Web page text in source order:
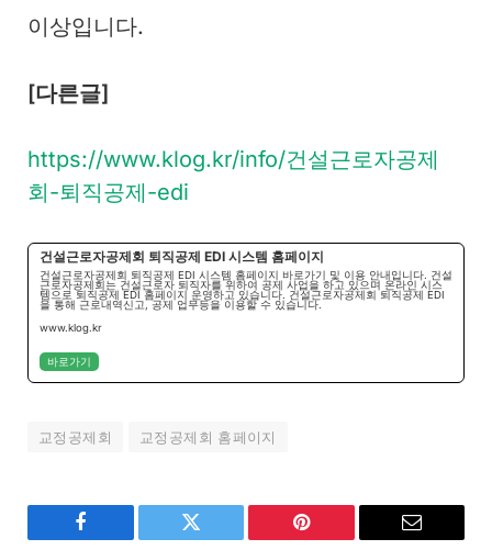
이상입니다.
[다른글]
https://www.klog.kr/info/건설근로자공제
회-퇴직공제-edi
건설근로자공제회 퇴직공제 EDI 시스템 홈페이지
건설근로자공제회 퇴직공제 EDI 시스템 홈페이지 바로가기 및 이용 안내입니다. 건설
근로자공제회는 건설근로자 퇴직자를 위하여 공제 사업을 하고 있으며 온라인 시스
템으로 퇴직공제 EDI 홈페이지 운영하고 있습니다. 건설근로자공제회 퇴직공제 EDI
을 통해 근로내역신고, 공제 업무등을 이용할 수 있습니다.
www.klog.kr
바로가기
교정공제회 교정공제회 홈페이지
Facebook Twitter Pinterest Email